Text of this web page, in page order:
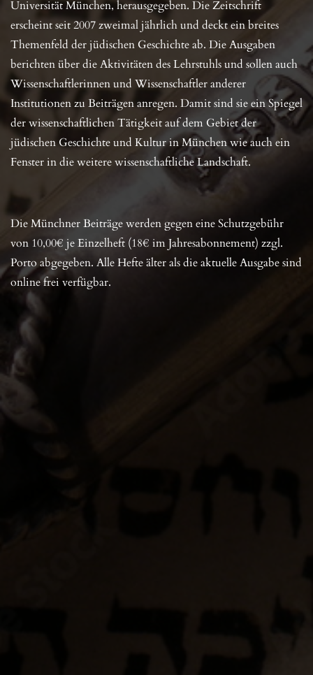
Universität München, herausgegeben. Die Zeitschrift
erscheint seit 2007 zweimal jährlich und deckt ein breites
Themenfeld der jüdischen Geschichte ab. Die Ausgaben
berichten über die Aktivitäten des Lehrstuhls und sollen auch
Wissenschaftlerinnen und Wissenschaftler anderer
Institutionen zu Beiträgen anregen. Damit sind sie ein Spiegel
der wissenschaftlichen Tätigkeit auf dem Gebiet der
jüdischen Geschichte und Kultur in München wie auch ein
Fenster in die weitere wissenschaftliche Landschaft.
Die Münchner Beiträge werden gegen eine Schutzgebühr
von 10,00€ je Einzelheft (18€ im Jahresabonnement) zzgl.
Porto abgegeben. Alle Hefte älter als die aktuelle Ausgabe sind
online frei verfügbar.